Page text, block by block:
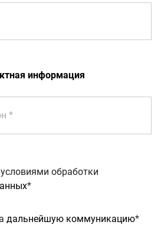
информация
обработки
дальнейшую коммуникацию